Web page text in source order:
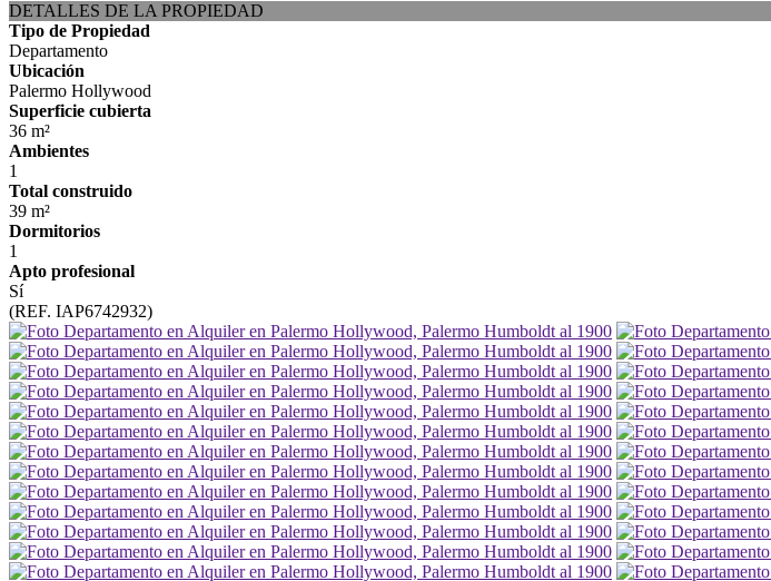
DETALLES DE LA PROPIEDAD
Tipo de Propiedad
Departamento
Ubicación
Palermo Hollywood
Superficie cubierta
36 m²
Ambientes
1
Total construido
39 m²
Dormitorios
1
Apto profesional
Sí
(REF. IAP6742932)